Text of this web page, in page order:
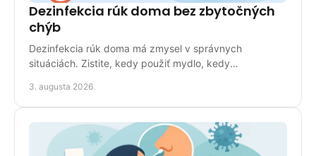
Dezinfekcia rúk doma bez zbytočných
chýb
Dezinfekcia rúk doma má zmysel v správnych
situáciách. Zistite, kedy použiť mydlo, kedy
domácnosti.
3. augusta 2026